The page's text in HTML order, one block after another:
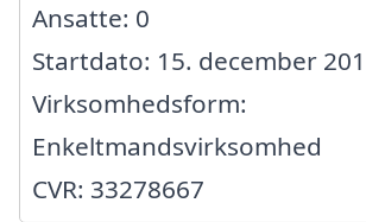
Ansatte: 0
Startdato: 15. december
Virksomhedsform:
Enkeltmandsvirksomhed
CVR: 33278667